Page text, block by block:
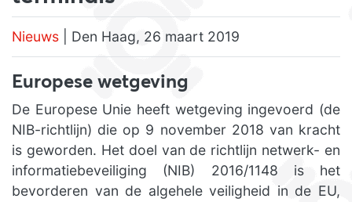
Nieuws | Den Haag, 26 maart 2019
Europese wetgeving
De Europese Unie heeft wetgeving ingevoerd (de
NIB-richtlijn) die op 9 november 2018 van kracht
is geworden. Het doel van de richtlijn netwerk- en
informatiebeveiliging (NIB) 2016/1148 is het
bevorderen van de algehele veiligheid in de EU,